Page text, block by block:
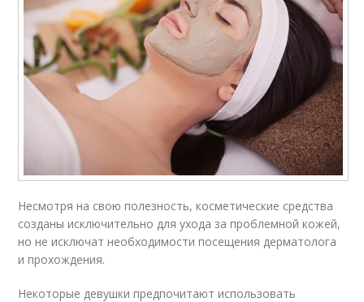
Несмотря на свою полезность, косметические средства
созданы исключительно для ухода за проблемной кожей,
но не исключат необходимости посещения дерматолога
и прохождения.
Некоторые девушки предпочитают использовать